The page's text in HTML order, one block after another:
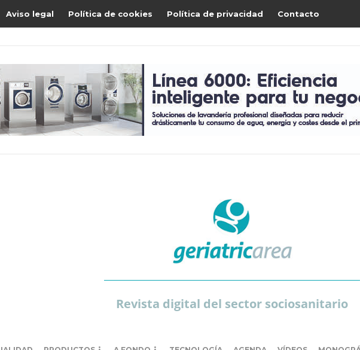
Aviso legal Política de cookies Política de privacidad Contacto
Revista digital del sector sociosanitario